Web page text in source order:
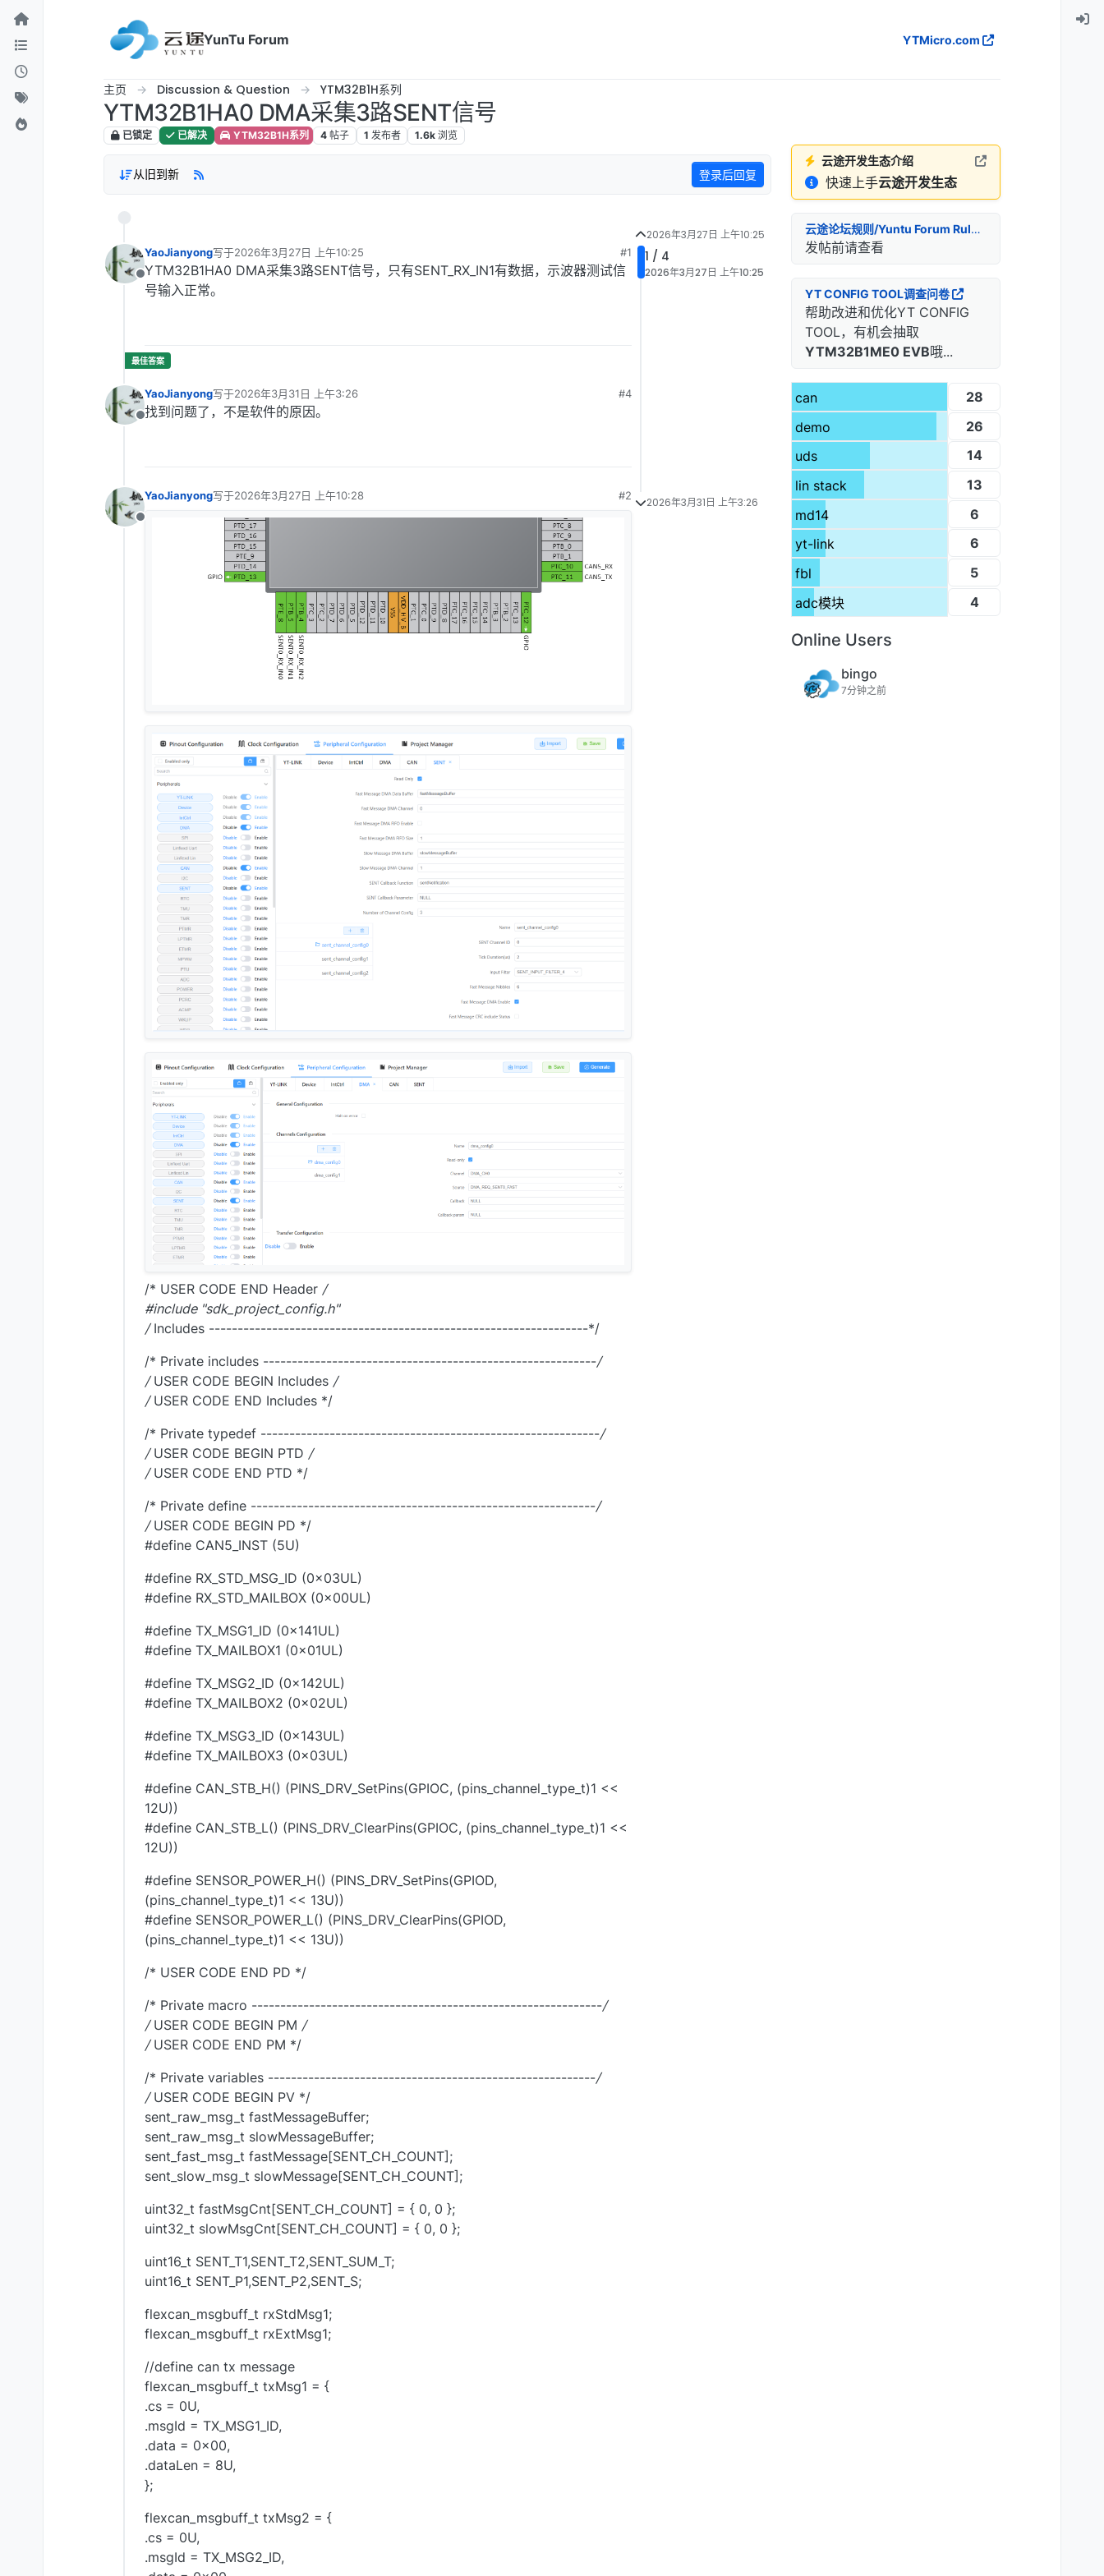
跳转至内容
YunTu Forum
YTMicro.com
主页 Discussion & Question YTM32B1H系列
YTM32B1HA0 DMA采集3路SENT信号
已锁定 已解决 YTM32B1H系列 4 帖子 1 发布者 1.6k 浏览
从旧到新 登录后回复
离线
YaoJianyong写于2026年3月27日 上午10:25
最后由 编辑
#1
YTM32B1HA0 DMA采集3路SENT信号，只有SENT_RX_IN1有数据，示波器测试信
号输入正常。
离线
YaoJianyong写于2026年3月31日 上午3:26
最后由 编辑
#4
找到问题了，不是软件的原因。
离线
YaoJianyong写于2026年3月27日 上午10:28
最后由 编辑
#2
/* USER CODE END Header /
#include "sdk_project_config.h"
/Includes ------------------------------------------------------------------*/
/* Private includes ----------------------------------------------------------/
/USER CODE BEGIN Includes /
/USER CODE END Includes */
/* Private typedef -----------------------------------------------------------/
/USER CODE BEGIN PTD /
/USER CODE END PTD */
/* Private define ------------------------------------------------------------/
/USER CODE BEGIN PD */
#define CAN5_INST (5U)
#define RX_STD_MSG_ID (0x03UL)
#define RX_STD_MAILBOX (0x00UL)
#define TX_MSG1_ID (0x141UL)
#define TX_MAILBOX1 (0x01UL)
#define TX_MSG2_ID (0x142UL)
#define TX_MAILBOX2 (0x02UL)
#define TX_MSG3_ID (0x143UL)
#define TX_MAILBOX3 (0x03UL)
#define CAN_STB_H() (PINS_DRV_SetPins(GPIOC, (pins_channel_type_t)1 <<
12U))
#define CAN_STB_L() (PINS_DRV_ClearPins(GPIOC, (pins_channel_type_t)1 <<
12U))
#define SENSOR_POWER_H() (PINS_DRV_SetPins(GPIOD,
(pins_channel_type_t)1 << 13U))
#define SENSOR_POWER_L() (PINS_DRV_ClearPins(GPIOD,
(pins_channel_type_t)1 << 13U))
/* USER CODE END PD */
/* Private macro -------------------------------------------------------------/
/USER CODE BEGIN PM /
/USER CODE END PM */
/* Private variables ---------------------------------------------------------/
/USER CODE BEGIN PV */
sent_raw_msg_t fastMessageBuffer;
sent_raw_msg_t slowMessageBuffer;
sent_fast_msg_t fastMessage[SENT_CH_COUNT];
sent_slow_msg_t slowMessage[SENT_CH_COUNT];
uint32_t fastMsgCnt[SENT_CH_COUNT] = { 0, 0 };
uint32_t slowMsgCnt[SENT_CH_COUNT] = { 0, 0 };
uint16_t SENT_T1,SENT_T2,SENT_SUM_T;
uint16_t SENT_P1,SENT_P2,SENT_S;
flexcan_msgbuff_t rxStdMsg1;
flexcan_msgbuff_t rxExtMsg1;
//define can tx message
flexcan_msgbuff_t txMsg1 = {
.cs = 0U,
.msgId = TX_MSG1_ID,
.data = 0x00,
.dataLen = 8U,
};
flexcan_msgbuff_t txMsg2 = {
.cs = 0U,
.msgId = TX_MSG2_ID,
2026年3月27日 上午10:25
1 / 4
2026年3月27日 上午10:25
2026年3月31日 上午3:26
云途开发生态介绍
快速上手云途开发生态
云途论坛规则/Yuntu Forum Rules
发帖前请查看
YT CONFIG TOOL调查问卷
帮助改进和优化YT CONFIG
TOOL，有机会抽取
YTM32B1ME0 EVB哦...
can
28
demo
26
uds
14
lin stack
13
md14
6
yt-link
6
fbl
5
adc模块
4
Online Users
bingo
7分钟之前